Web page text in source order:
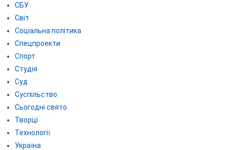
СБУ
Світ
Соціальна політика
Спецпроекти
Спорт
Студія
Суд
Суспільство
Сьогодні свято
Творці
Технології
Україна